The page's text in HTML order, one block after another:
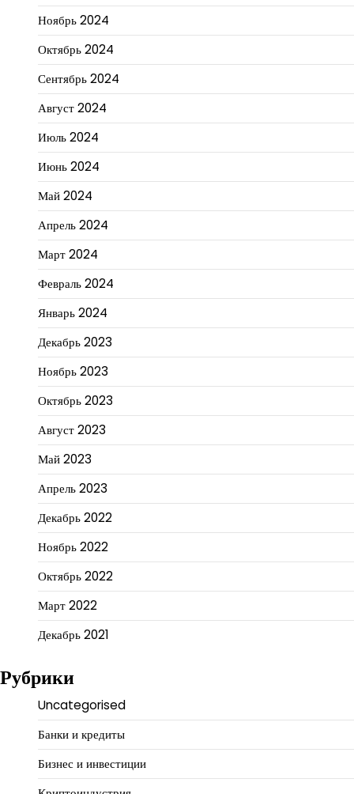
Ноябрь 2024
Октябрь 2024
Сентябрь 2024
Август 2024
Июль 2024
Июнь 2024
Май 2024
Апрель 2024
Март 2024
Февраль 2024
Январь 2024
Декабрь 2023
Ноябрь 2023
Октябрь 2023
Август 2023
Май 2023
Апрель 2023
Декабрь 2022
Ноябрь 2022
Октябрь 2022
Март 2022
Декабрь 2021
Рубрики
Uncategorised
Банки и кредиты
Бизнес и инвестиции